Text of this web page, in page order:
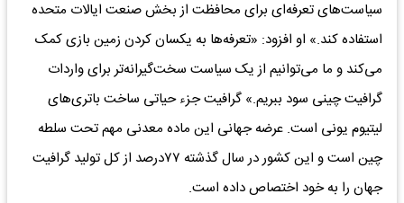
سیاست‌های تعرفه‌ای برای محافظت از بخش صنعت ایالات متحده
استفاده کند.» او افزود: «تعرفه‌‌‌ها به یکسان کردن زمین بازی کمک
می‌کند و ما می‌توانیم از یک سیاست سخت‌‌‌گیرانه‌‌‌تر برای واردات
گرافیت چینی سود ببریم.» گرافیت جزء حیاتی ساخت باتری‌های
لیتیوم یونی است. عرضه جهانی این ماده معدنی مهم تحت سلطه
چین است و این کشور در سال گذشته ۷۷‌درصد از کل تولید گرافیت
جهان را به خود اختصاص داده است.